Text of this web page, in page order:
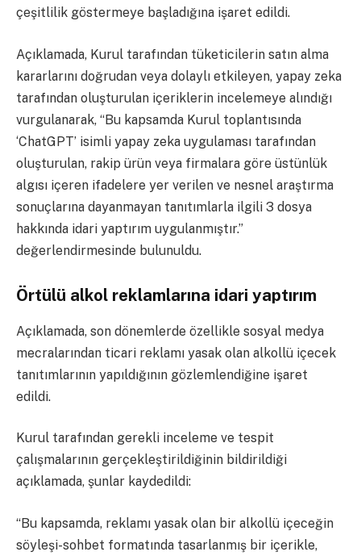
çeşitlilik göstermeye başladığına işaret edildi.
Açıklamada, Kurul tarafından tüketicilerin satın alma
kararlarını doğrudan veya dolaylı etkileyen, yapay zeka
tarafından oluşturulan içeriklerin incelemeye alındığı
vurgulanarak, “Bu kapsamda Kurul toplantısında
‘ChatGPT’ isimli yapay zeka uygulaması tarafından
oluşturulan, rakip ürün veya firmalara göre üstünlük
algısı içeren ifadelere yer verilen ve nesnel araştırma
sonuçlarına dayanmayan tanıtımlarla ilgili 3 dosya
hakkında idari yaptırım uygulanmıştır.”
değerlendirmesinde bulunuldu.
Örtülü alkol reklamlarına idari yaptırım
Açıklamada, son dönemlerde özellikle sosyal medya
mecralarından ticari reklamı yasak olan alkollü içecek
tanıtımlarının yapıldığının gözlemlendiğine işaret
edildi.
Kurul tarafından gerekli inceleme ve tespit
çalışmalarının gerçekleştirildiğinin bildirildiği
açıklamada, şunlar kaydedildi:
“Bu kapsamda, reklamı yasak olan bir alkollü içeceğin
söyleşi-sohbet formatında tasarlanmış bir içerikle,